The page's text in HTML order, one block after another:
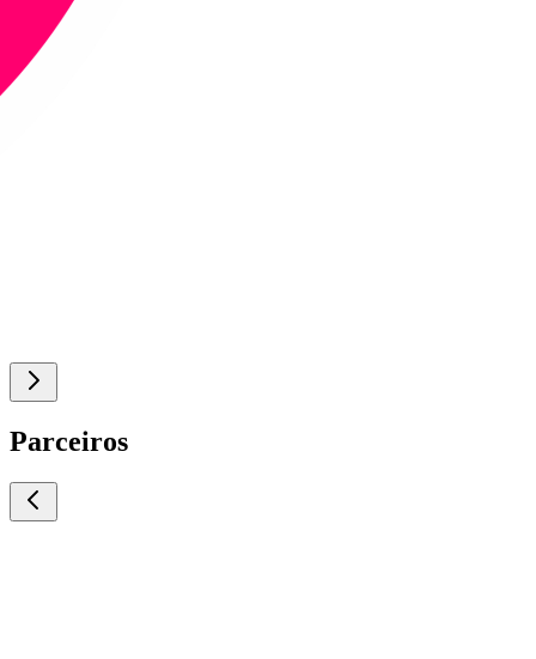
Parceiros